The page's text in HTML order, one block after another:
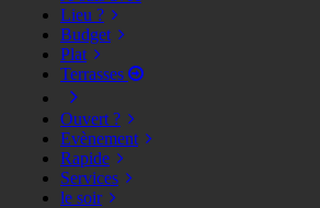
Lieu ?
Budget
Plat
Terrasses
Ouvert ?
Evènement
Rapide
Services
le soir